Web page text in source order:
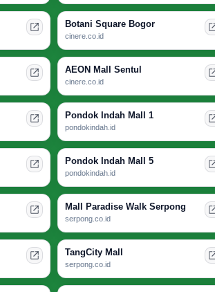
Botani Square Bogor
cinere.co.id
AEON Mall Sentul
cinere.co.id
Pondok Indah Mall 1
pondokindah.id
Pondok Indah Mall 5
pondokindah.id
Mall Paradise Walk Serpong
serpong.co.id
TangCity Mall
serpong.co.id